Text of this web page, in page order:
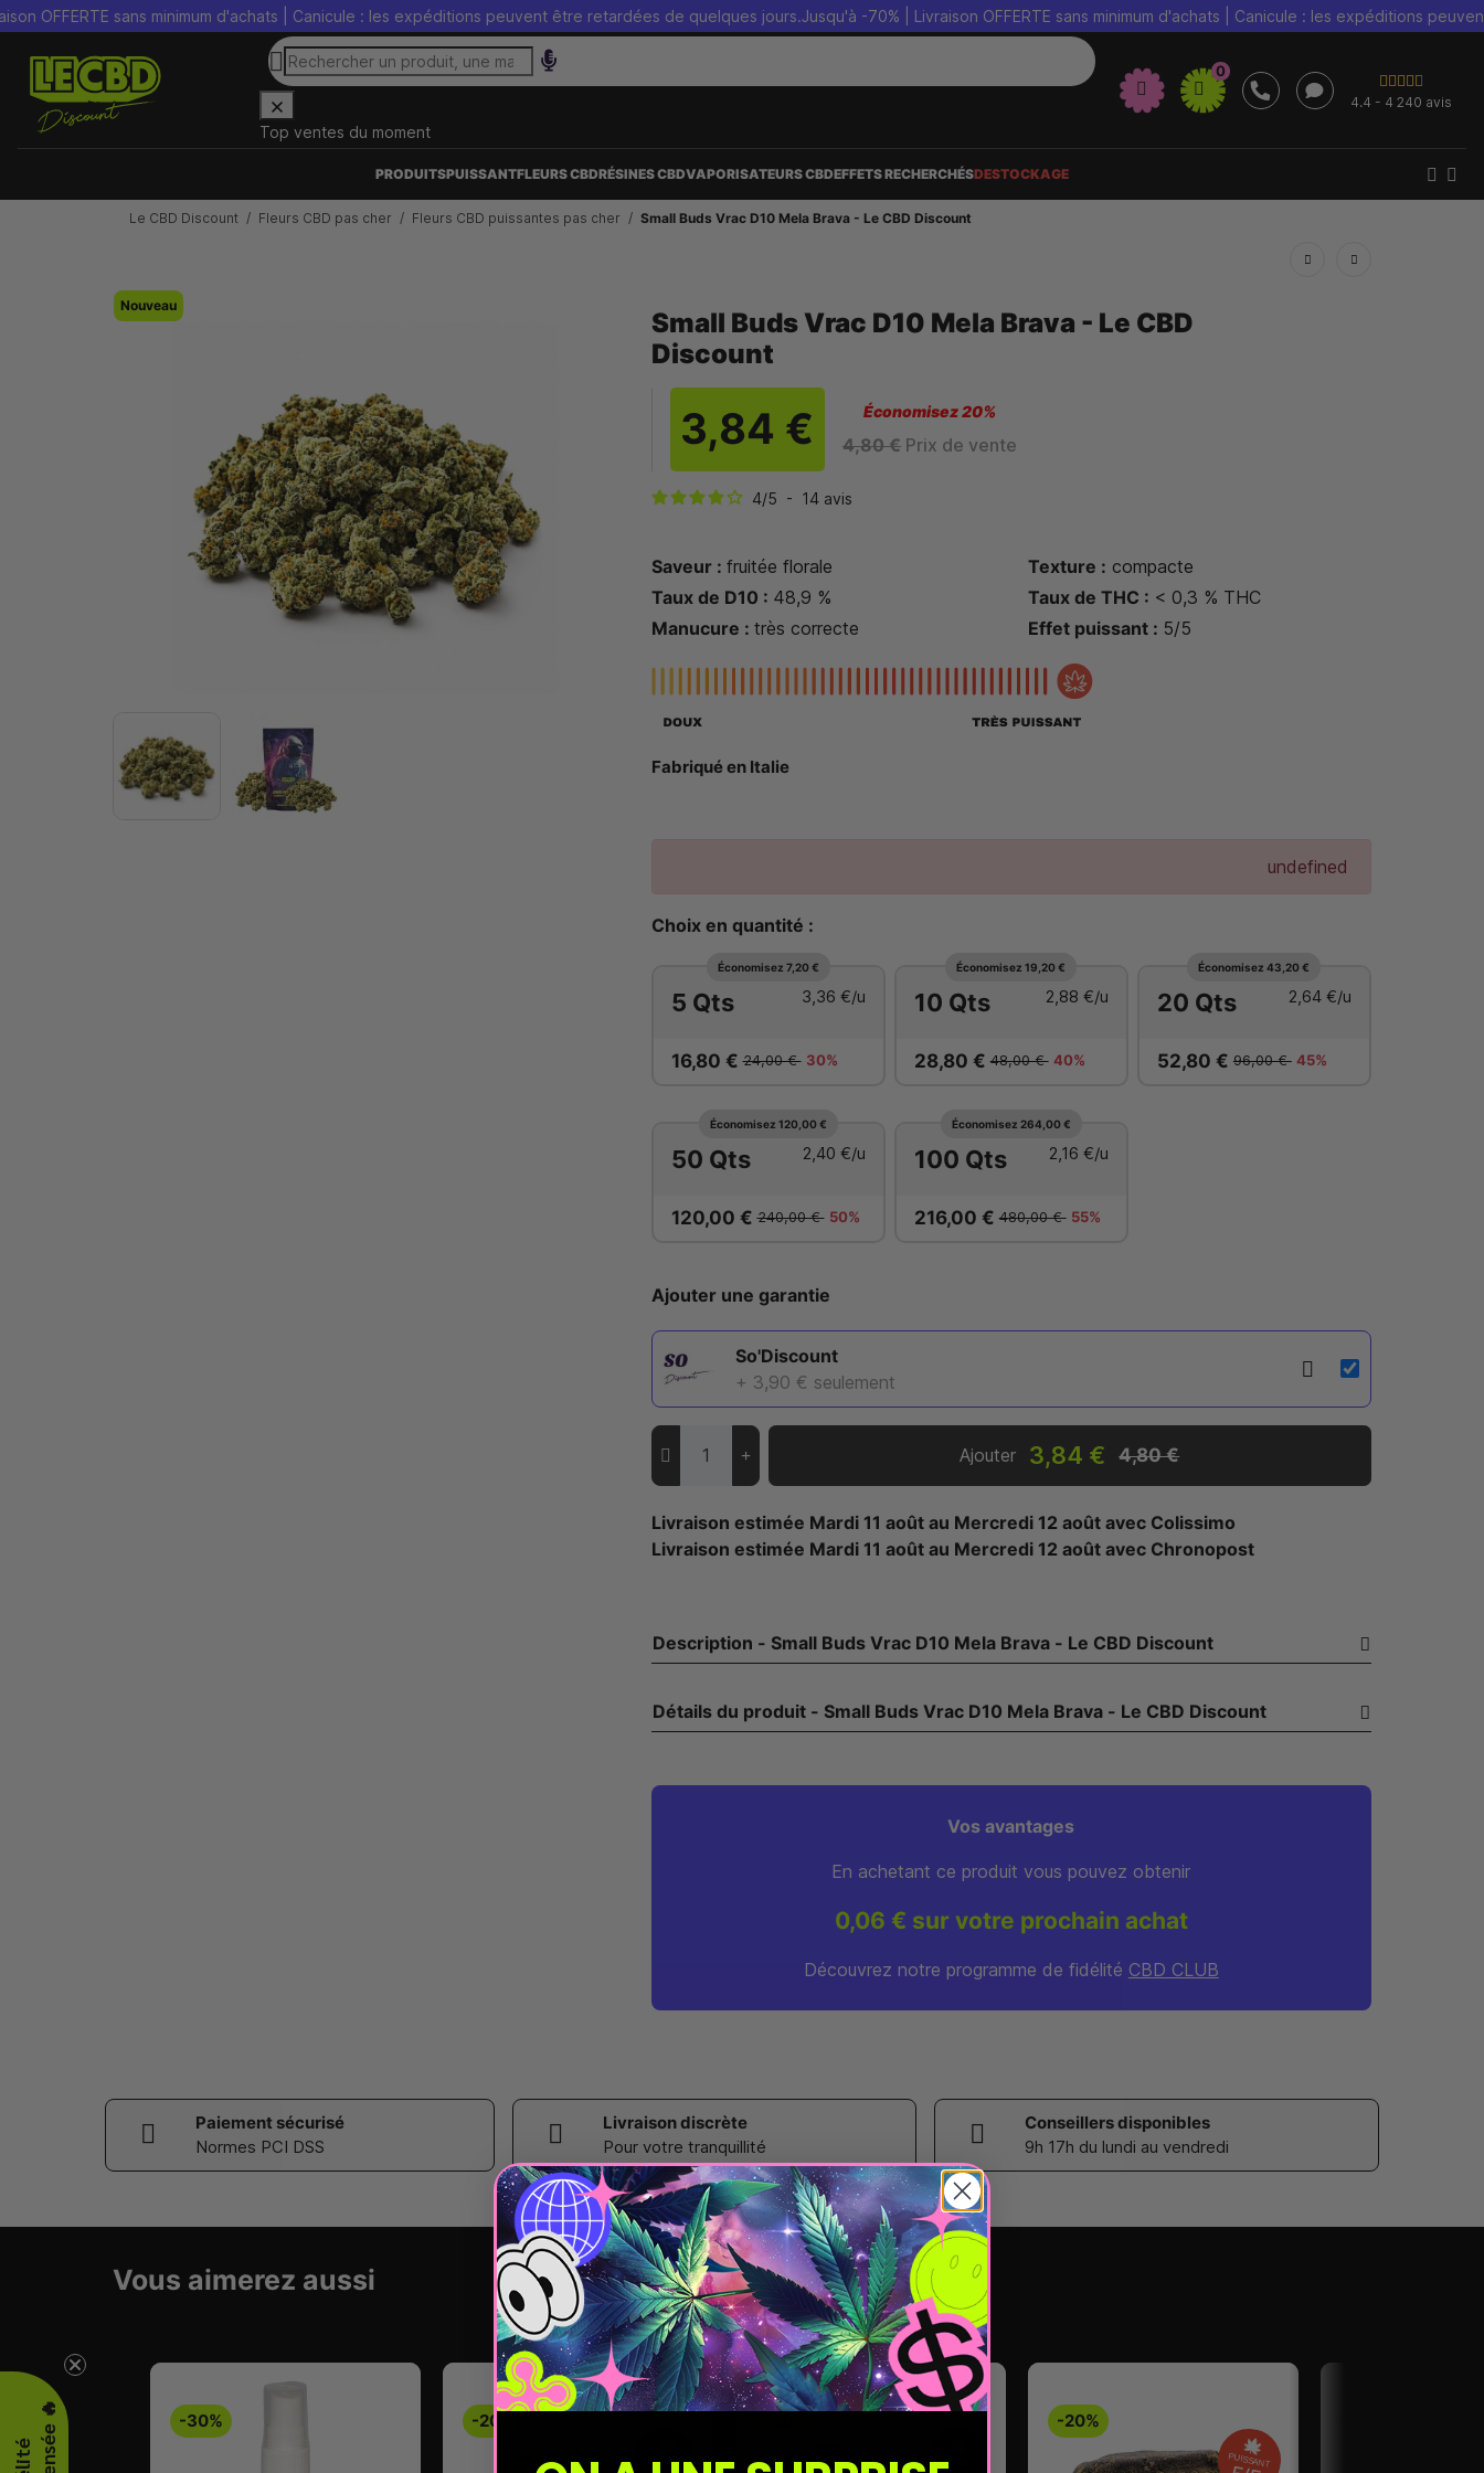
sans minimum d'achats | Canicule : les expéditions peuvent être retardées de quelques jours.Jusqu'à -70% | Livraison OFFERTE sans minimum d'achats | Canicule : les expéditions peuvent être
0
4.4 - 4 240 avis
Top ventes du moment
PRODUITSPUISSANTFLEURS CBDRÉSINES CBDVAPORISATEURS CBDEFFETS RECHERCHÉSDESTOCKAGE
Le CBD Discount Fleurs CBD pas cher Fleurs CBD puissantes pas cher Small Buds Vrac D10 Mela Brava - Le CBD Discount
Nouveau
Small Buds Vrac D10 Mela Brava - Le CBD
Discount
3,84 € Économisez 20%
4,80 € Prix de vente
4/5 - 14 avis
Saveur : fruitée florale Texture : compacte
Taux de D10 : 48,9 % Taux de THC : < 0,3 % THC
Manucure : très correcte Effet puissant : 5/5
Fabriqué en Italie
undefined
Choix en quantité :
Économisez 7,20 €
5 Qts 3,36 €/u
16,80 €24,00 € 30%
Économisez 19,20 €
10 Qts 2,88 €/u
28,80 €48,00 € 40%
Économisez 43,20 €
20 Qts 2,64 €/u
52,80 € 96,00 € 45%
Économisez 120,00 €
50 Qts 2,40 €/u
120,00 €240,00 € 50%
Économisez 264,00 €
100 Qts 2,16 €/u
216,00 €480,00 € 55%
Ajouter une garantie
So'Discount
+ 3,90 € seulement
Ajouter 3,84 € 4,80 €
Livraison estimée Mardi 11 aoûtau Mercredi 12 aoûtavec Colissimo
Livraison estimée Mardi 11 aoûtau Mercredi 12 aoûtavec Chronopost
Description - Small Buds Vrac D10 Mela Brava - Le CBD Discount
Détails du produit - Small Buds Vrac D10 Mela Brava - Le CBD Discount
Vos avantages
En achetant ce produit vous pouvez obtenir
0,06 € sur votre prochain achat
Découvrez notre programme de fidélité CBD CLUB
Paiement sécurisé
Normes PCI DSS
Livraison discrète
Pour votre tranquillité
Conseillers disponibles
9h 17h du lundi au vendredi
Vous aimerez aussi
-30%
PUISSANT
-20%
PUISSANT PUISSANT
-20%